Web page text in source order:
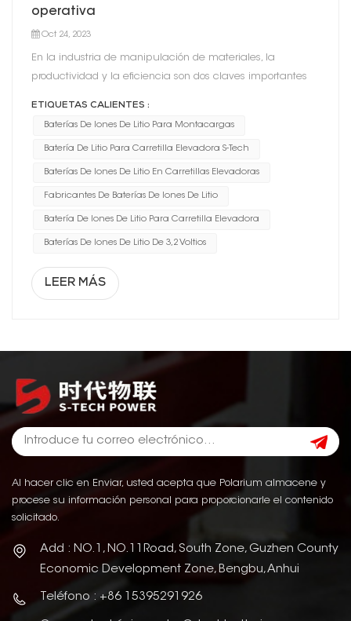
operativa
Oct 24, 2023
En la industria de manipulación de materiales, la
productividad y la eficiencia son dos claves importantes
ETIQUETAS CALIENTES :
Baterías De Iones De Litio Para Montacargas
Batería De Litio Para Carretilla Elevadora S-Tech
Baterías De Iones De Litio En Carretillas Elevadoras
Fabricantes De Baterías De Iones De Litio
Batería De Iones De Litio Para Carretilla Elevadora
Baterías De Iones De Litio De 3,2 Voltios
LEER MÁS
Al hacer clic en Enviar, usted acepta que Polarium almacene y
procese su información personal para proporcionarle el contenido
solicitado.
Add : NO.1, NO.11Road, South Zone, Guzhen County
Economic Development Zone, Bengbu, Anhui
Teléfono : +86 15395291926